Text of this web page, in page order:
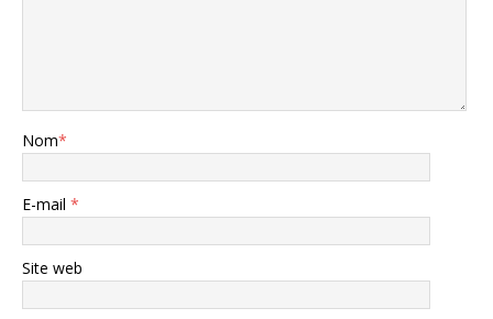
Nom*
E-mail *
Site web